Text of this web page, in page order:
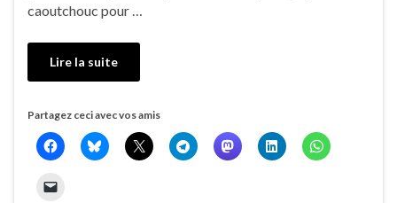
caoutchouc pour …
Lire la suite
Partagez ceci avec vos amis